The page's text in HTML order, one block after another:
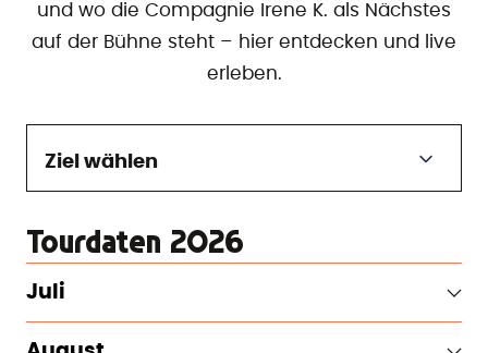
und wo die Compagnie Irene K. als Nächstes
auf der Bühne steht – hier entdecken und live
erleben.
Tourdaten 2026
Juli